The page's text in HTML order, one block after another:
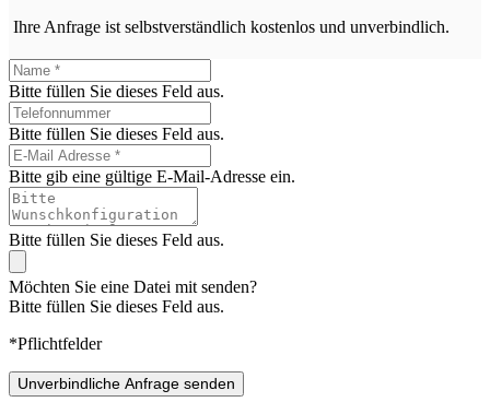
Ihre Anfrage ist selbstverständlich kostenlos und unverbindlich.
Bitte füllen Sie dieses Feld aus.
Bitte füllen Sie dieses Feld aus.
Bitte gib eine gültige E-Mail-Adresse ein.
Bitte füllen Sie dieses Feld aus.
Möchten Sie eine Datei mit senden?
Bitte füllen Sie dieses Feld aus.
*Pflichtfelder
Unverbindliche Anfrage senden